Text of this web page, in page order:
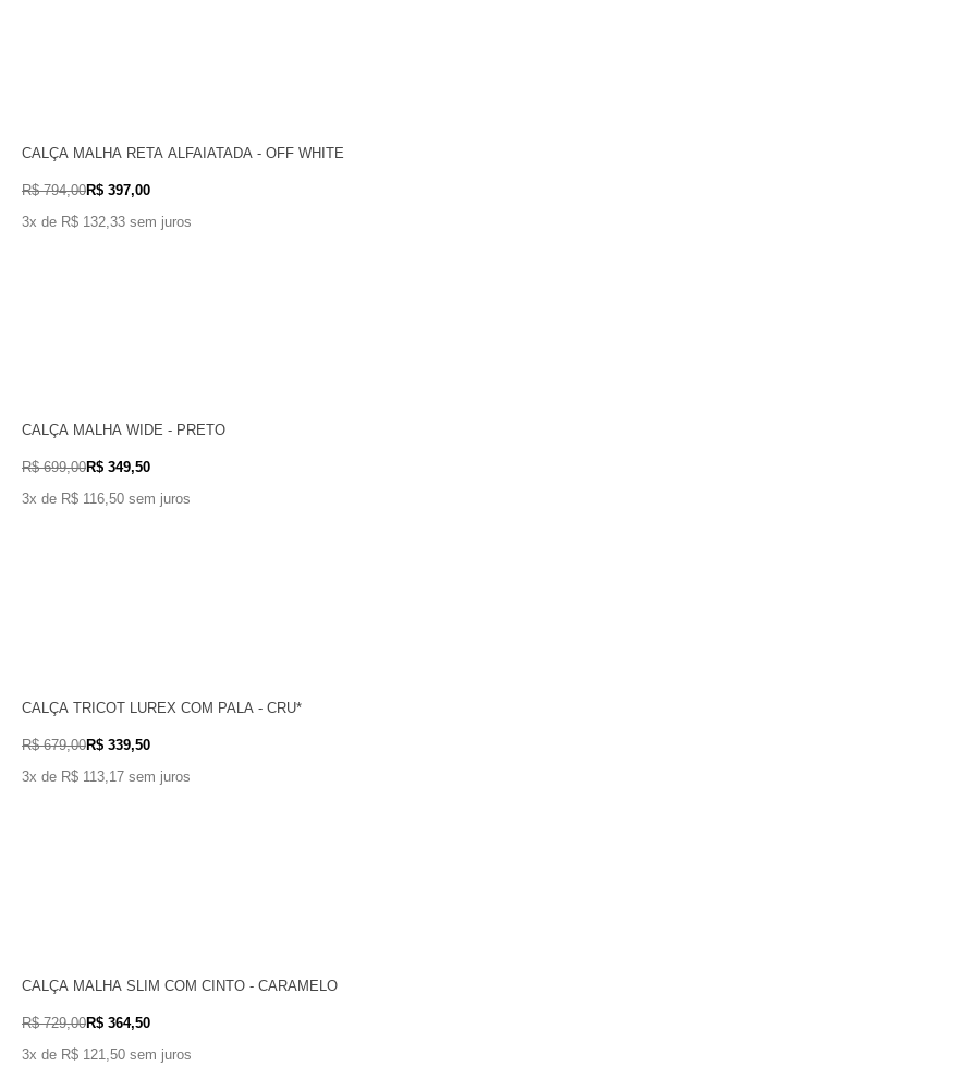
CALÇA MALHA RETA ALFAIATADA - OFF WHITE
R$ 794,00R$ 397,00
3x de R$ 132,33 sem juros
CALÇA MALHA WIDE - PRETO
R$ 699,00R$ 349,50
3x de R$ 116,50 sem juros
CALÇA TRICOT LUREX COM PALA - CRU*
R$ 679,00R$ 339,50
3x de R$ 113,17 sem juros
CALÇA MALHA SLIM COM CINTO - CARAMELO
R$ 729,00R$ 364,50
3x de R$ 121,50 sem juros